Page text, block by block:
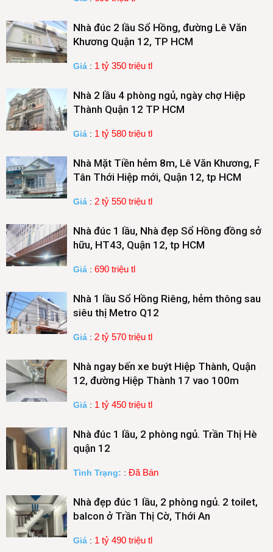
Nhà đúc 2 lầu Sổ Hồng, đường Lê Văn
Khương Quận 12, TP HCM
Giá : 1 tỷ 350 triệu tl
Nhà 2 lầu 4 phòng ngủ, ngày chợ Hiệp
Thành Quận 12 TP HCM
Giá : 1 tỷ 580 triệu tl
Nhà Mặt Tiền hẻm 8m, Lê Văn Khương, F
Tân Thới Hiệp mới, Quận 12, tp HCM
Giá : 2 tỷ 550 triệu tl
Nhà đúc 1 lầu, Nhà đẹp Sổ Hồng đồng sở
hữu, HT43, Quận 12, tp HCM
Giá : 690 triệu tl
Nhà 1 lầu Sổ Hồng Riêng, hẻm thông sau
siêu thị Metro Q12
Giá : 2 tỷ 570 triệu tl
Nhà ngay bến xe buýt Hiệp Thành, Quận
12, đường Hiệp Thành 17 vao 100m
Giá : 1 tỷ 450 triệu tl
Nhà đúc 1 lầu, 2 phòng ngủ. Trần Thị Hè
quận 12
Tình Trạng: : Đã Bán
Nhà đẹp đúc 1 lầu, 2 phòng ngủ. 2 toilet,
balcon ở Trần Thị Cờ, Thới An
Giá : 1 tỷ 490 triệu tl